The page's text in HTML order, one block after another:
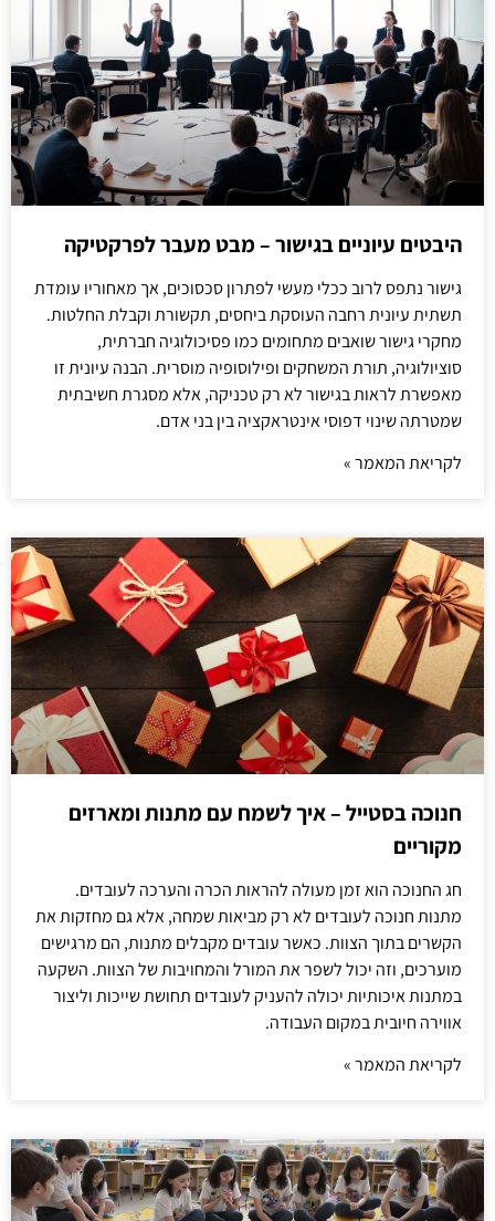
היבטים עיוניים בגישור – מבט מעבר לפרקטיקה
גישור נתפס לרוב ככלי מעשי לפתרון סכסוכים, אך מאחוריו עומדת
תשתית עיונית רחבה העוסקת ביחסים, תקשורת וקבלת החלטות.
מחקרי גישור שואבים מתחומים כמו פסיכולוגיה חברתית,
סוציולוגיה, תורת המשחקים ופילוסופיה מוסרית. הבנה עיונית זו
מאפשרת לראות בגישור לא רק טכניקה, אלא מסגרת חשיבתית
שמטרתה שינוי דפוסי אינטראקציה בין בני אדם.
לקריאת המאמר »
חנוכה בסטייל – איך לשמח עם מתנות ומארזים
מקוריים
חג החנוכה הוא זמן מעולה להראות הכרה והערכה לעובדים.
מתנות חנוכה לעובדים לא רק מביאות שמחה, אלא גם מחזקות את
הקשרים בתוך הצוות. כאשר עובדים מקבלים מתנות, הם מרגישים
מוערכים, וזה יכול לשפר את המורל והמחויבות של הצוות. השקעה
במתנות איכותיות יכולה להעניק לעובדים תחושת שייכות וליצור
אווירה חיובית במקום העבודה.
לקריאת המאמר »